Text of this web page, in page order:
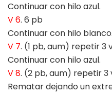
Continuar con hilo azul.
V 6. 6 pb
Continuar con hilo blanco.
V 7. (1 pb, aum) repetir 3
Continuar con hilo azul.
V 8. (2 pb, aum) repetir 3
Rematar dejando un